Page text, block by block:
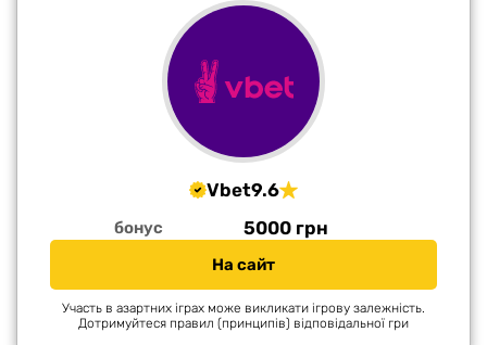
Vbet9.6
бонус 5000 грн
На сайт
Участь в азартних іграх може викликати ігрову залежність.
Дотримуйтеся правил (принципів) відповідальної гри